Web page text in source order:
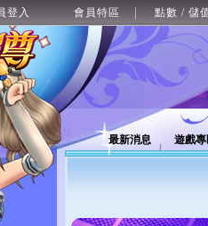
登入 會員特區 點數 / 儲
最新消息 遊戲